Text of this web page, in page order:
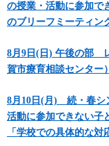
の授業・活動に参加で
のブリーフミーティン
8月9日(日) 午後の部
賀市療育相談センター）
8月10日(月) 続・春シ
活動に参加できない子
「学校での具体的な対